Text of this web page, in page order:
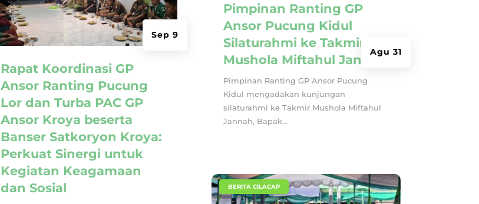
Rapat Koordinasi GP
Ansor Ranting Pucung
Lor dan Turba PAC GP
Ansor Kroya beserta
Banser Satkoryon Kroya:
Perkuat Sinergi untuk
Kegiatan Keagamaan
dan Sosial
Sep 9
Pimpinan Ranting GP
Ansor Pucung Kidul
Silaturahmi ke Takmir
Mushola Miftahul Jannah
Agu 31
Pimpinan Ranting GP Ansor Pucung
Kidul mengadakan kunjungan
silaturahmi ke Takmir Mushola Miftahul
Jannah, Bapak...
BERITA CILACAP